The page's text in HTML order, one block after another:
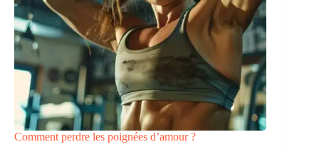
Comment perdre les poignées d’amour ?